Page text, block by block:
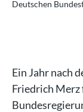
Deutschen
Ein Jahr nach
Friedrich